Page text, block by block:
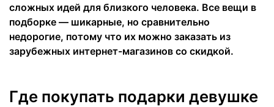
сложных идей для близкого человека. Все вещи в
подборке — шикарные, но сравнительно
недорогие, потому что их можно заказать из
зарубежных интернет-магазинов со скидкой.
Где покупать подарки девушке